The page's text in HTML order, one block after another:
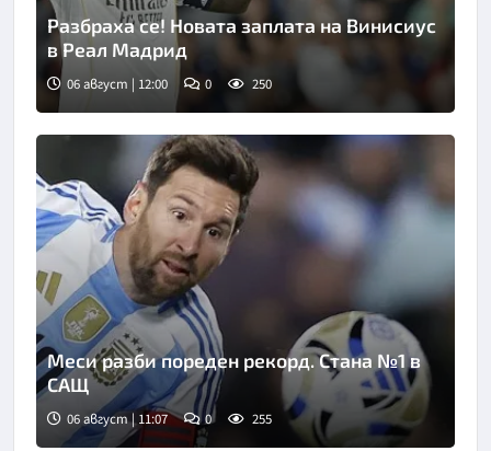
Разбраха се! Новата заплата на Винисиус
в Реал Мадрид
06 август | 12:00 0 250
Меси разби пореден рекорд. Стана №1 в
САЩ
06 август | 11:07 0 255